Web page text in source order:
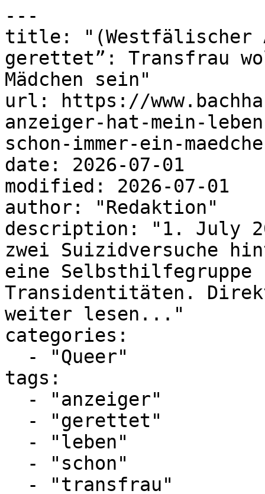
---
title: "(Westfälischer
gerettet”: Transfrau
Mädchen sein"
url: https://
anzeiger-hat-mein-
schon-immer-ein-
date: 2026-07-01
modified: 2026-07-01
author: "Redaktion"
description: "1. July
zwei Suizidversuche
eine Selbsthilfegruppe
Transidentitäten.
weiter lesen..."
categories:
tags: